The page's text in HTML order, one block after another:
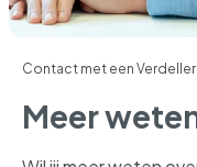
Contact met een Verdeller
Meer